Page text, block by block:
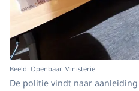
Beeld: Openbaar Ministerie
De politie vindt naar